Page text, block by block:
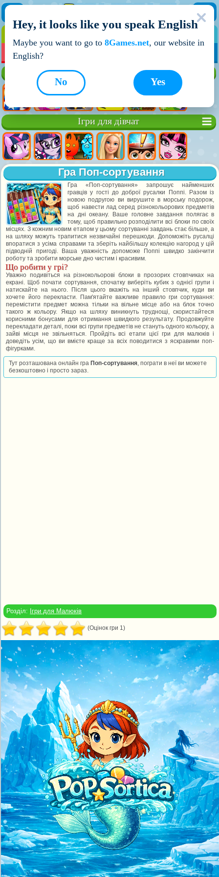
НОВІ ІГРИ
Ігри для дівчат
Гра Поп-сортування
Гра «Поп-сортування» запрошує найменших
гравців у гості до доброї русалки Поппі. Разом із
новою подругою ви вирушите в морську подорож,
щоб навести лад серед різнокольорових предметів
на дні океану. Ваше головне завдання полягає в
тому, щоб правильно розподілити всі блоки по своїх
місцях. З кожним новим етапом у цьому сортуванні завдань стає більше, а
на шляху можуть трапитися незвичайні перешкоди. Допоможіть русалці
впоратися з усіма справами та зберіть найбільшу колекцію нагород у цій
підводній пригоді. Ваша уважність допоможе Поппі швидко закінчити
роботу та зробити морське дно чистим і красивим.
Що робити у грі?
Уважно подивіться на різнокольорові блоки в прозорих стовпчиках на
екрані. Щоб почати сортування, спочатку виберіть кубик з однієї групи і
натискайте на нього. Після цього вкажіть на інший стовпчик, куди ви
хочете його перекласти. Пам'ятайте важливе правило гри сортування:
перемістити предмет можна тільки на вільне місце або на блок точно
такого ж кольору. Якщо на шляху виникнуть труднощі, скористайтеся
корисними бонусами для отримання швидкого результату. Продовжуйте
перекладати деталі, поки всі групи предметів не стануть одного кольору, а
зайві місця не звільняться. Пройдіть всі етапи цієї гри для малюків і
доведіть усім, що ви вмієте краще за всіх поводитися з яскравими поп-
фігурками.
Тут розташована онлайн гра Поп-сортування, пограти в неї ви можете
безкоштовно і просто зараз.
Розділ: Ігри для Малюків
(Оцінок гри 1)
Hey, it looks like you speak English
Maybe you want to go to 8Games.net, our website in
English?
Yes
No